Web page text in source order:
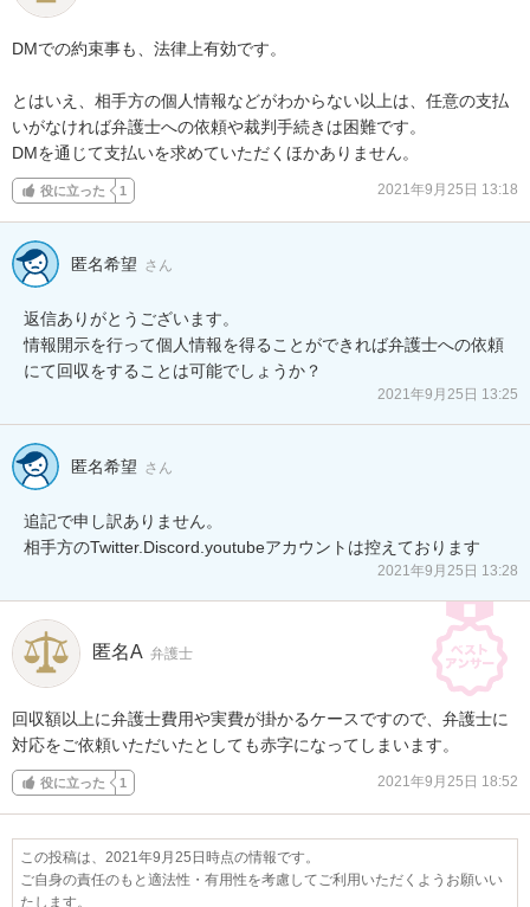
DMでの約束事も、法律上有効です。
とはいえ、相手方の個人情報などがわからない以上は、任意の支払
いがなければ弁護士への依頼や裁判手続きは困難です。
DMを通じて支払いを求めていただくほかありません。
役に立った 1 2021年9月25日 13:18
匿名希望 さん
返信ありがとうございます。
情報開示を行って個人情報を得ることができれば弁護士への依頼
にて回収をすることは可能でしょうか？
2021年9月25日 13:25
匿名希望 さん
追記で申し訳ありません。
相手方のTwitter.Discord.youtubeアカウントは控えております
2021年9月25日 13:28
匿名A 弁護士
回収額以上に弁護士費用や実費が掛かるケースですので、弁護士に
対応をご依頼いただいたとしても赤字になってしまいます。
役に立った 1 2021年9月25日 18:52
この投稿は、2021年9月25日時点の情報です。
ご自身の責任のもと適法性・有用性を考慮してご利用いただくようお願いい
たします。